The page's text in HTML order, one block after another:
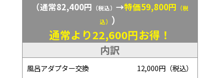
（通常82,400円 （税込） →特価59,800円
（税
込） ）
通常より22,600円お得！
内訳
風呂アダプター交換 12,000円（税込）